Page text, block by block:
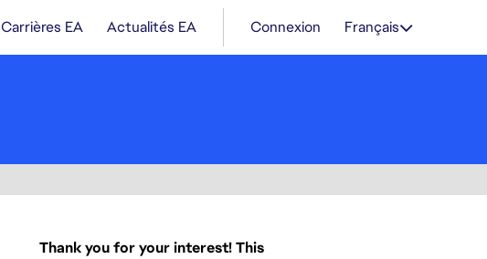
Carrières EA Actualités EA Connexion Français
Thank you for your interest! This